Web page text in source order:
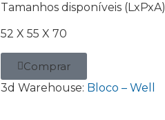
Tamanhos disponíveis (LxPxA)
52 X 55 X 70
Comprar
3d Warehouse: Bloco – Well